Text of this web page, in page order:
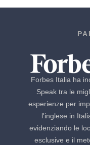
Forbes Italia ha
Speak tra le
esperienze per
l'inglese in
evidenziando le
esclusive e il